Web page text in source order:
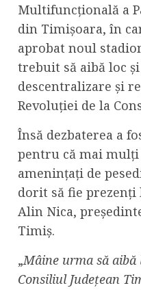
Multifuncțională a
din Timișoara, în
aprobat noul
trebuit să aibă loc
descentralizare și
Revoluției de la
Însă dezbaterea a
pentru că mai
amenințați de
dorit să fie
Alin Nica,
Timiș.
„Mâine urma să aibă
Consiliul Județean